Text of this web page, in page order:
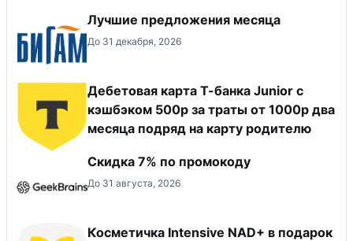
Лучшие предложения месяца
До 31 декабря, 2026
Дебетовая карта Т-банка Junior с
кэшбэком 500р за траты от 1000р два
месяца подряд на карту родителю
Скидка 7% по промокоду
До 31 августа, 2026
Косметичка Intensive NAD+ в подарок